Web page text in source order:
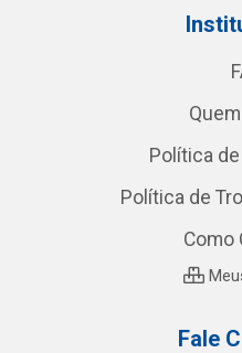
Política
Política de
Como
Fale